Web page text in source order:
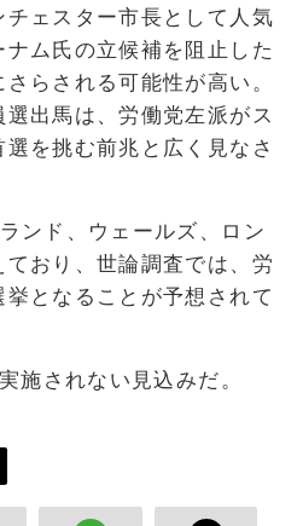
チェスター市長として人気
ム氏の立候補を阻止した
らされる可能性が高い。
出馬は、労働党左派がス
を挑む前兆と広く見なさ
ンド、ウェールズ、ロン
ており、世論調査では、労
となることが予想されて
施されない見込みだ。